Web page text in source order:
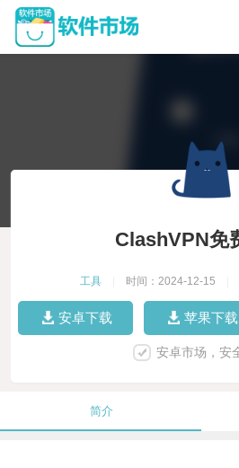
ClashVPN免
工具 时间：2024-12-15
安卓下载 苹果下载
安卓市场，安
简介